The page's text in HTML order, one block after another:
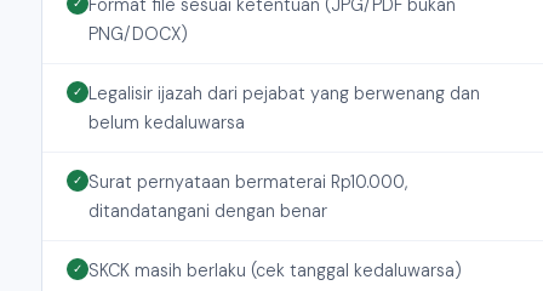
✓ Format file sesuai ketentuan (JPG/PDF bukan
PNG/DOCX)
✓ Legalisir ijazah dari pejabat yang berwenang dan
belum kedaluwarsa
✓ Surat pernyataan bermaterai Rp10.000,
ditandatangani dengan benar
✓ SKCK masih berlaku (cek tanggal kedaluwarsa)